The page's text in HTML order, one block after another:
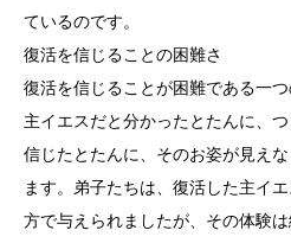
ているのです。
復活を信じることの困難さ
復活を信じることが困難である一
主イエスだと分かったとたんに、
信じたとたんに、そのお姿が見え
ます。弟子たちは、復活した主イ
方で与えられましたが、その体験